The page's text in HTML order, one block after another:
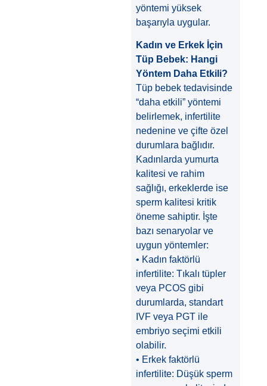
yöntemi yüksek
başarıyla uygular.
Kadın ve Erkek İçin
Tüp Bebek: Hangi
Yöntem Daha Etkili?
Tüp bebek tedavisinde
“daha etkili” yöntemi
belirlemek, infertilite
nedenine ve çifte özel
durumlara bağlıdır.
Kadınlarda yumurta
kalitesi ve rahim
sağlığı, erkeklerde ise
sperm kalitesi kritik
öneme sahiptir. İşte
bazı senaryolar ve
uygun yöntemler:
• Kadın faktörlü
infertilite: Tıkalı tüpler
veya PCOS gibi
durumlarda, standart
IVF veya PGT ile
embriyo seçimi etkili
olabilir.
• Erkek faktörlü
infertilite: Düşük sperm